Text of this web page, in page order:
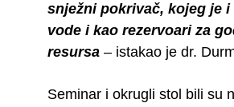
snježni pokrivač, kojeg je
vode i kao rezervoari za
resursa – istakao je dr.
Seminar i okrugli stol bili su